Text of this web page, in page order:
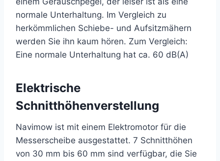
normale Unterhaltung. Im Vergleich zu
herkömmlichen Schiebe- und Aufsitzmähern
werden Sie ihn kaum hören. Zum Vergleich:
Eine normale Unterhaltung hat ca. 60 dB(A)
Elektrische
Schnitthöhenverstellung
Navimow ist mit einem Elektromotor für die
Messerscheibe ausgestattet. 7 Schnitthöhen
von 30 mm bis 60 mm sind verfügbar, die Sie